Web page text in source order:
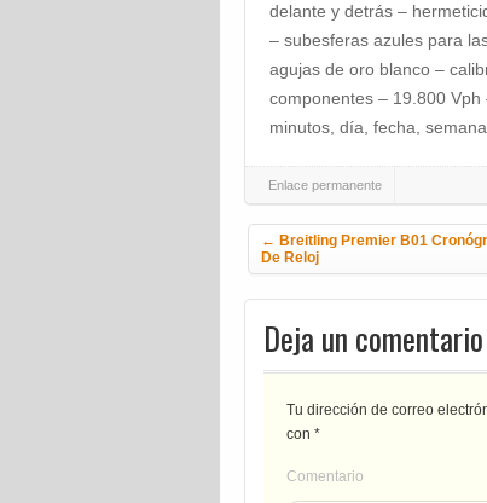
delante y detrás –
– subesferas azules para
agujas de oro blanco –
componentes – 19.800
minutos, día, fecha,
Enlace permanente
Navegación de la
← Breitling Premier B01
De Reloj
Deja un comentario
Tu dirección de correo
con *
Comentario